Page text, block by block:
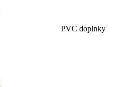
PVC doplnky